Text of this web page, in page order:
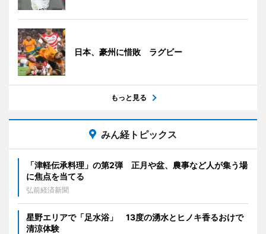
日本、豪州に惜敗 ラグビー
もっと見る
みん経トピックス
「津軽伝承料理」の第2弾 正月や盆、農事など人が集う場
に焦点を当てる
弘前経済新聞
星野エリアで「足水浴」 13度の湧水とヒノキ香るおけで
清涼体験